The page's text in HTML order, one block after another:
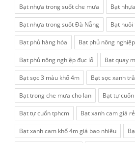
Bạt nhựa trong suốt che mưa Bạt
Bạt nhựa trong suốt Đà Nẵng Bạt
Bạt phủ hàng hóa Bạt phủ nông
Bạt phủ nông nghiệp đục lỗ Bạt quay
Bạt sọc 3 màu khổ 4m Bạt sọc xanh
Bạt trong che mưa cho lan Bạt tự
Bạt tự cuốn tphcm Bạt xanh cam giá rẻ
Bạt xanh cam khổ 4m giá bao nhiêu